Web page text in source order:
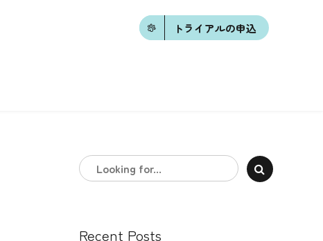
トライアルの申込
Recent Posts